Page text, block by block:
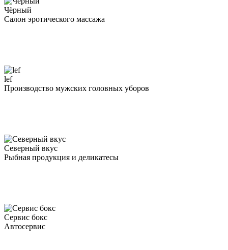
Чёрный
Салон эротического массажа
lef
Производство мужских головных уборов
Северный вкус
Рыбная продукция и деликатесы
Сервис бокс
Автосервис